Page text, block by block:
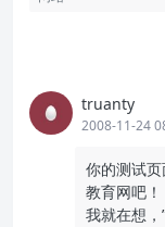
truanty
2008-11-24
你的测试
教育网吧！
我就在想，